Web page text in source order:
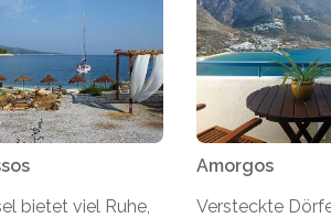
bietet viel Ruhe,
Amorgos
Versteckte